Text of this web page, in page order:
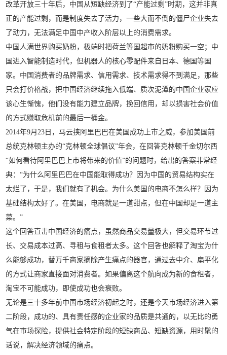
改革开放三十年后，中国从短缺经济到了“产能过剩”时期，这并非真
正的产能过剩，而是制度失去了活力，一些大而不倒的僵尸企业失去
了动力，无法满足中国中产收入阶层以上的消费需求。
中国人满世界购买奶粉，极端时把荷兰等国超市的奶粉购买一空；中
国进入智能制造时代，但机器人的核心零配件来自日本、德国等国
家。中国消费者的品牌需求、信用需求、技术需求得不到满足，那些
只会打价格战，把中国经济继续拖入低端、质次泥潭的中国企业家应
该心生惭愧，他们没有能力建立品牌，挽回信用，却以损害社会价值
的方式赚取危机前的最后一桶金。
2014年9月23日，马云挟阿里巴巴在美国成功上市之威，参加美国前
总统克林顿主办的“克林顿全球倡议”年会，在回答克林顿千金切尔西
“如何看待阿里巴巴上市将带来的价值”的问题时，给出的答案非常经
典：“为什么阿里巴巴在中国能取得成功？因为中国的贸易结构实在
太烂了，于是，我们就有了机会。为什么美国的电商不怎么样？因为
基础结构太好了。在美国，电商就是一道甜点，但在中国却是一道主
菜。”
这个回答直击中国经济的痛点，虽然商品交易量极大，但交易环节过
长、交易成本过高、寻租与食租者太多。这个回答也解释了淘宝为什
么能够成功，替万千商家摘除产生痛点的器官，通过去中介、扁平化
的方式让商家直接面对消费者。如果偏离这个航向成为新的食租者，
淘宝不可能成功，即使成功也会衰败。
无论是三十多年前中国市场经济初起之时，还是今天市场经济进入第
二阶段，成功的、具有责任感的企业家的品质是共通的，以无比的勇
气在市场探险，提供社会特定阶段的短缺商品、短缺资源，用时髦的
话说，解决经济领域的痛点。